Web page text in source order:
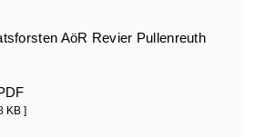
AöR Revier Pullenreuth
KB ]